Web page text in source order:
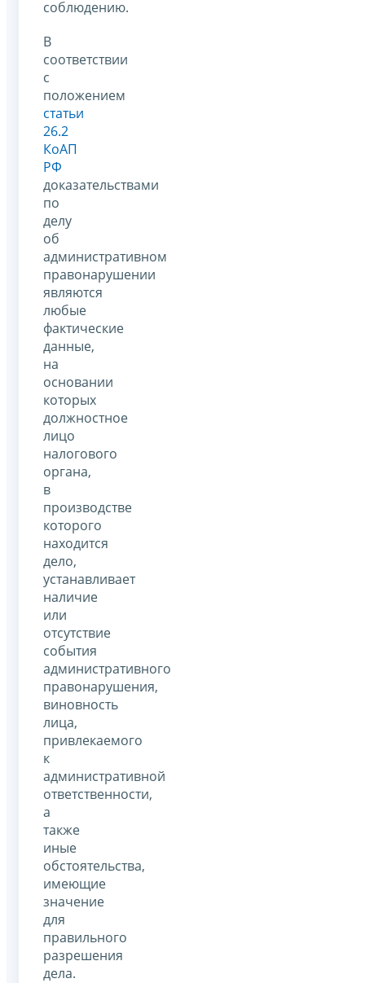
соблюдению.
В
соответствии
с
положением
статьи
26.2
КоАП
РФ
доказательствами
по
делу
об
административном
правонарушении
являются
любые
фактические
данные,
на
основании
которых
должностное
лицо
налогового
органа,
в
производстве
которого
находится
дело,
устанавливает
наличие
или
отсутствие
события
административного
правонарушения,
виновность
лица,
привлекаемого
к
административной
ответственности,
а
также
иные
обстоятельства,
имеющие
значение
для
правильного
разрешения
дела.